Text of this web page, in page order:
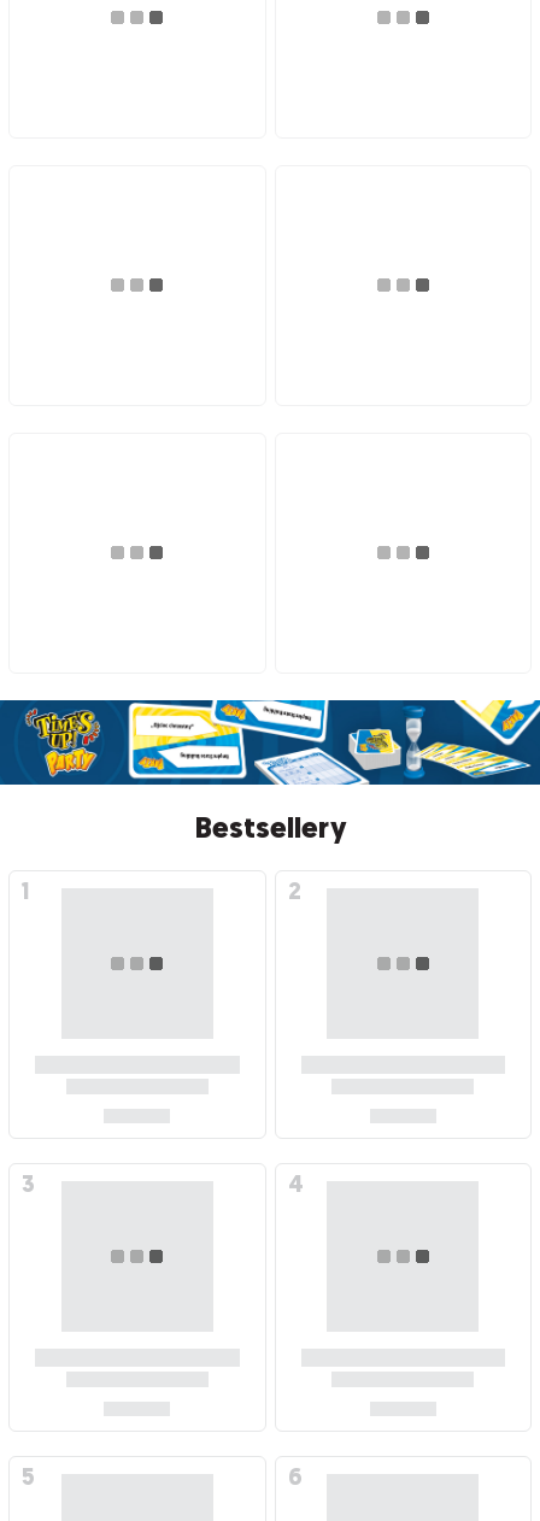
Bestsellery